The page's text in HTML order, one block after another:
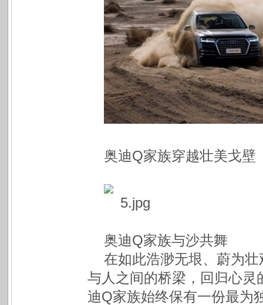
奥迪Q家族穿越壮美戈壁
奥迪Q家族与沙共舞
在如此浩渺无垠、蔚为
与人之间的桥梁，回归心
迪Q家族始终保有一份最